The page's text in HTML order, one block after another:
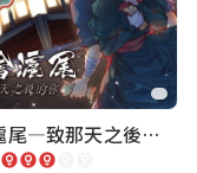
再會滬尾—致那天之後的你｜淡水老街實境遊戲｜實體遊戲盒